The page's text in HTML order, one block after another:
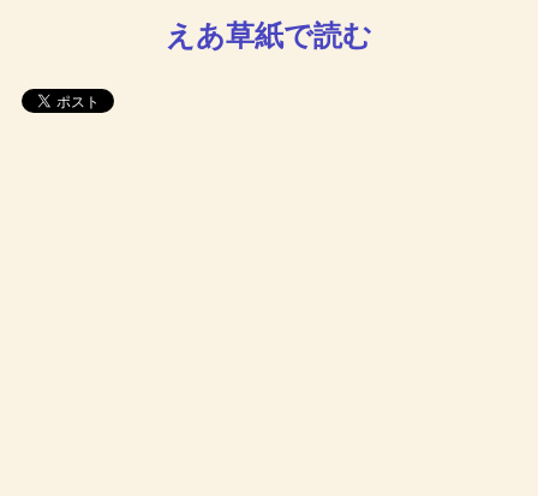
えあ草紙で読む